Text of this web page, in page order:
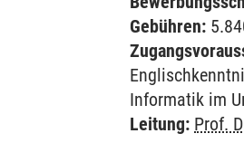
Gebühren:
Informatik im
Leitung: Prof.